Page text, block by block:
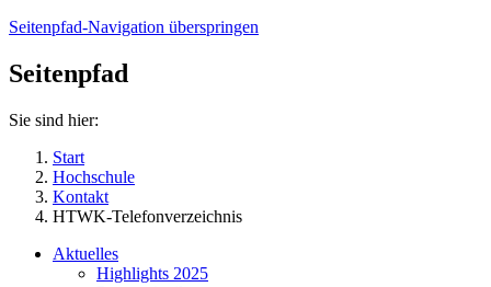
Seitenpfad-Navigation überspringen
Seitenpfad
Sie sind hier:
Start
Hochschule
Kontakt
HTWK-Telefonverzeichnis
Aktuelles
Highlights 2025